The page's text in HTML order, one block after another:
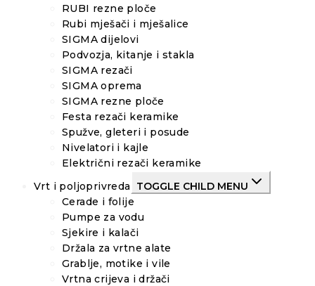
RUBI rezne ploče
Rubi mješači i mješalice
SIGMA dijelovi
Podvozja, kitanje i stakla
SIGMA rezači
SIGMA oprema
SIGMA rezne ploče
Festa rezači keramike
Spužve, gleteri i posude
Nivelatori i kajle
Električni rezači keramike
Vrt i poljoprivreda
TOGGLE CHILD MENU
Cerade i folije
Pumpe za vodu
Sjekire i kalači
Držala za vrtne alate
Grablje, motike i vile
Vrtna crijeva i držači